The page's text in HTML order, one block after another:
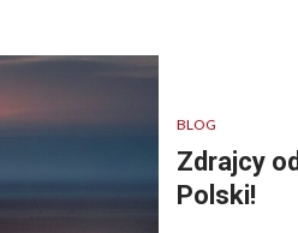
BLOG
Zdrajcy
Polski!